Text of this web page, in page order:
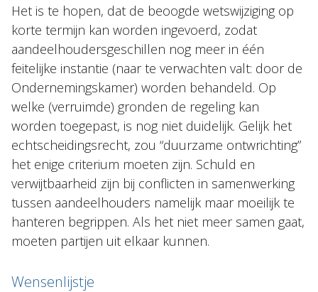
Het is te hopen, dat de beoogde wetswijziging op
korte termijn kan worden ingevoerd, zodat
aandeelhoudersgeschillen nog meer in één
feitelijke instantie (naar te verwachten valt: door de
Ondernemingskamer) worden behandeld. Op
welke (verruimde) gronden de regeling kan
worden toegepast, is nog niet duidelijk. Gelijk het
echtscheidingsrecht, zou “duurzame ontwrichting”
het enige criterium moeten zijn. Schuld en
verwijtbaarheid zijn bij conflicten in samenwerking
tussen aandeelhouders namelijk maar moeilijk te
hanteren begrippen. Als het niet meer samen gaat,
moeten partijen uit elkaar kunnen.
Wensenlijstje